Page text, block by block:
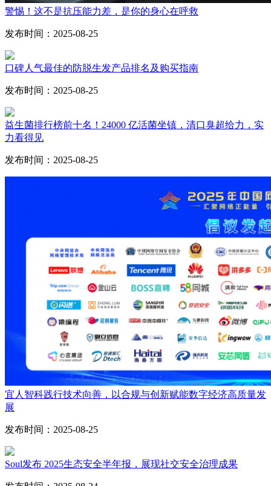
警惕！这不是抗压能力差，是你的身心在呼救
发布时间：2025-08-25
口碑人气最佳的防脱生发产品排名及购买指南
发布时间：2025-08-25
益生菌排行榜前十名！24000 亿活菌坐镇，清口臭超给力，实
力看得见
发布时间：2025-08-25
宜人智科践行技术向善，以合规与创新赋能数字经济高质量发
展
发布时间：2025-08-25
Soul发布 2025生态安全半年报，展现社交安全治理成果